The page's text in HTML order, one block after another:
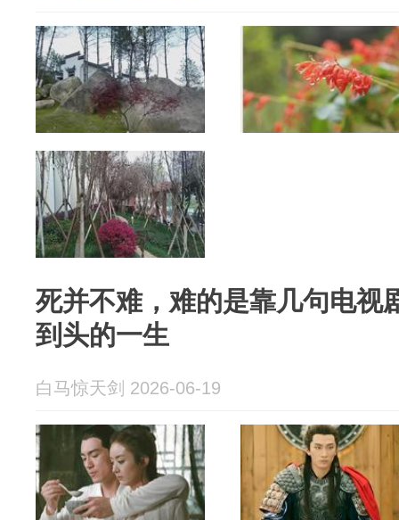
死并不难，难的是靠几句电视
到头的一生
白马惊天剑 2026-06-19